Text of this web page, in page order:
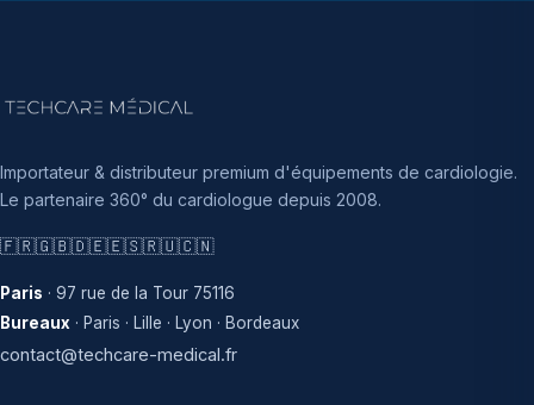
Importateur & distributeur premium d'équipements de cardiologie.
Le partenaire 360° du cardiologue depuis 2008.
🇫🇷🇬🇧🇩🇪🇪🇸🇷🇺🇨🇳
Paris · 97 rue de la Tour 75116
Bureaux · Paris · Lille · Lyon · Bordeaux
contact@techcare-medical.fr